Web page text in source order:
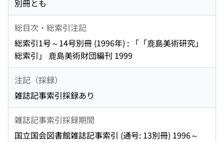
別冊とも
総目次・総索引注記
総索引1号～14号別冊 (1996年) : 「「鹿島美術研究」
総索引」 鹿島美術財団編刊 1999
注記（採録）
雑誌記事索引採録あり
雑誌記事索引採録期間
国立国会図書館雑誌記事索引 (通号: 13別冊) 1996～